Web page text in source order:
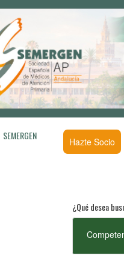
SEMERGEN Hazte Socio
¿Qué desea